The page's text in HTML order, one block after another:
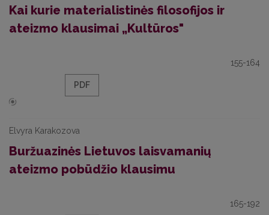
Kai kurie materialistinės filosofijos ir
ateizmo klausimai „Kultūros"
155-164
PDF
Elvyra Karakozova
Buržuazinės Lietuvos laisvamanių
ateizmo pobūdžio klausimu
165-192